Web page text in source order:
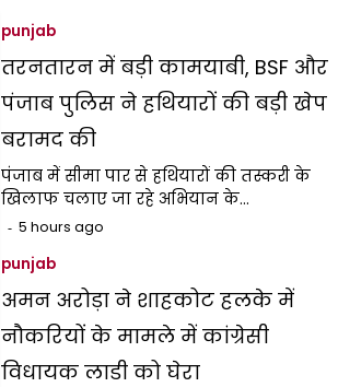
punjab
तरनतारन में बड़ी कामयाबी, BSF और
पंजाब पुलिस ने हथियारों की बड़ी खेप
बरामद की
पंजाब में सीमा पार से हथियारों की तस्करी के
खिलाफ चलाए जा रहे अभियान के…
5 hours ago
punjab
अमन अरोड़ा ने शाहकोट हलके में
नौकरियों के मामले में कांग्रेसी
विधायक लाडी को घेरा